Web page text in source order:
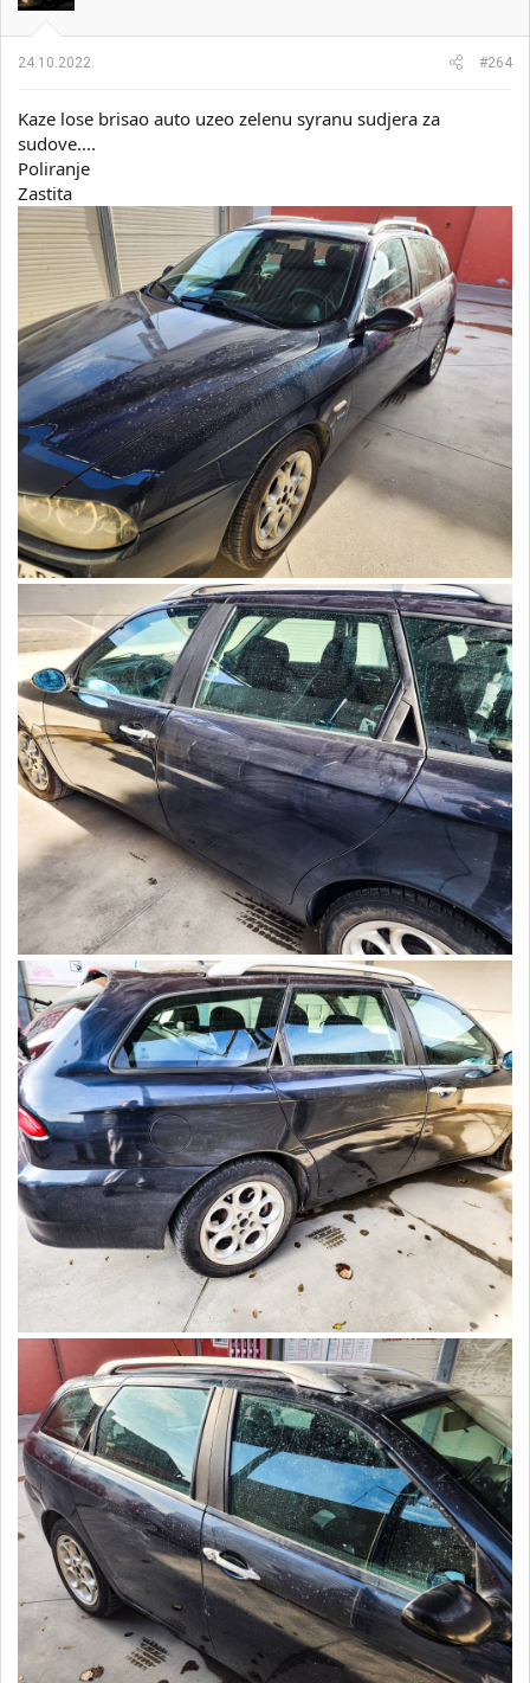
n
:
24.10.2022. #264
Kaze lose brisao auto uzeo zelenu syranu sudjera za
sudove....
Poliranje
Zastita